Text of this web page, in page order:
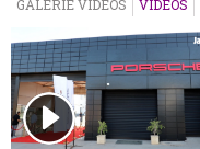
GALERIE VIDÉOS VIDÉOS